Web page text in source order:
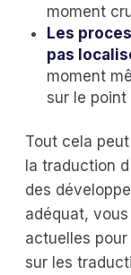
moment
Les
pas
moment
sur le
Tout cela
la traduction
des
adéquat,
actuelles
sur les